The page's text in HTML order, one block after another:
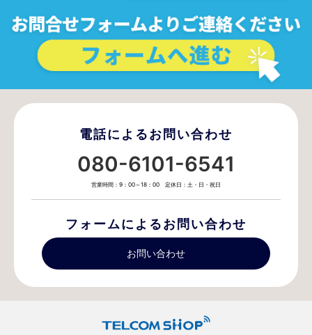
電話によるお問い合わせ
080-6101-6541
営業時間：9：00～18：00 定休日：土・日・祝日
フォームによるお問い合わせ
お問い合わせ